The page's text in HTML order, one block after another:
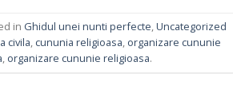
in Ghidul unei nunti perfecte,Uncategorized
civila, cununia religioasa, organizare cununie
, organizare cununie religioasa.